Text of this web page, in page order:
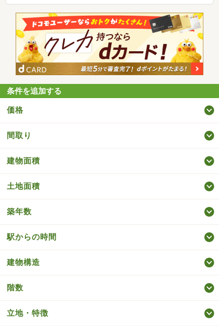
条件を追加する
価格
間取り
建物面積
土地面積
築年数
駅からの時間
建物構造
階数
立地・特徴